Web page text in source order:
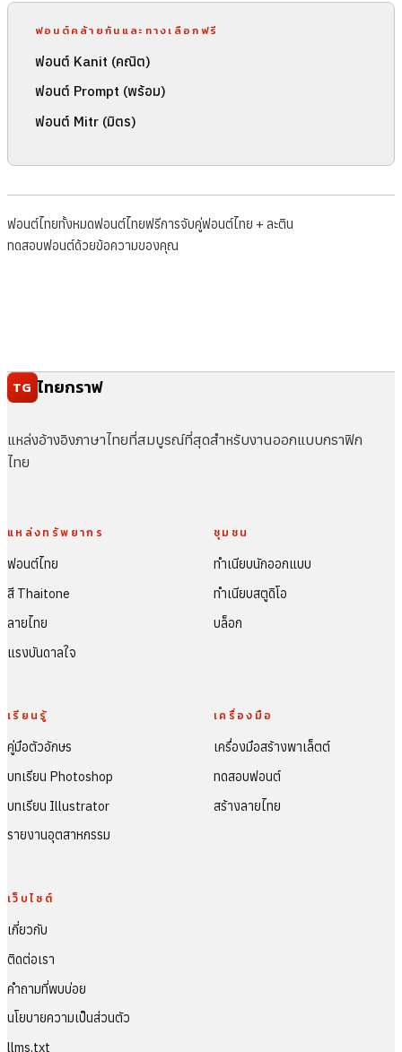
ฟอนต์คล้ายกันและทางเลือกฟรี
ฟอนต์ Kanit (คณิต)
ฟอนต์ Prompt (พร้อม)
ฟอนต์ Mitr (มิตร)
ฟอนต์ไทยทั้งหมดฟอนต์ไทยฟรีการจับคู่ฟอนต์ไทย + ละติน
ทดสอบฟอนต์ด้วยข้อความของคุณ
TG ไทยกราฟ
แหล่งอ้างอิงภาษาไทยที่สมบูรณ์ที่สุดสำหรับงานออกแบบกราฟิก
ไทย
แหล่งทรัพยากร
ฟอนต์ไทย
สี Thaitone
ลายไทย
แรงบันดาลใจ
ชุมชน
ทำเนียบนักออกแบบ
ทำเนียบสตูดิโอ
บล็อก
เรียนรู้
คู่มือตัวอักษร
บทเรียน Photoshop
บทเรียน Illustrator
รายงานอุตสาหกรรม
เครื่องมือ
เครื่องมือสร้างพาเล็ตต์
ทดสอบฟอนต์
สร้างลายไทย
เว็บไซต์
เกี่ยวกับ
ติดต่อเรา
คำถามที่พบบ่อย
นโยบายความเป็นส่วนตัว
llms.txt